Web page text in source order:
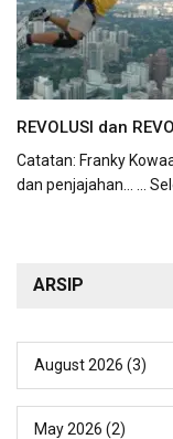
REVOLUSI dan
Catatan: Franky
dan penjajahan...
...
ARSIP
August 2026 (3)
May 2026 (2)